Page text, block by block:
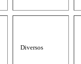
Diversos